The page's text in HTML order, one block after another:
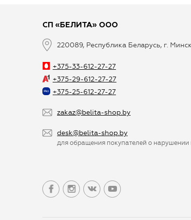
СП «БЕЛИТА» ООО
220089, Республика Беларусь, г.
+375-33-612-27-27
+375-29-612-27-27
+375-25-612-27-27
zakaz@belita-shop.by
desk@belita-shop.by
для обращения покупателей о нарушении